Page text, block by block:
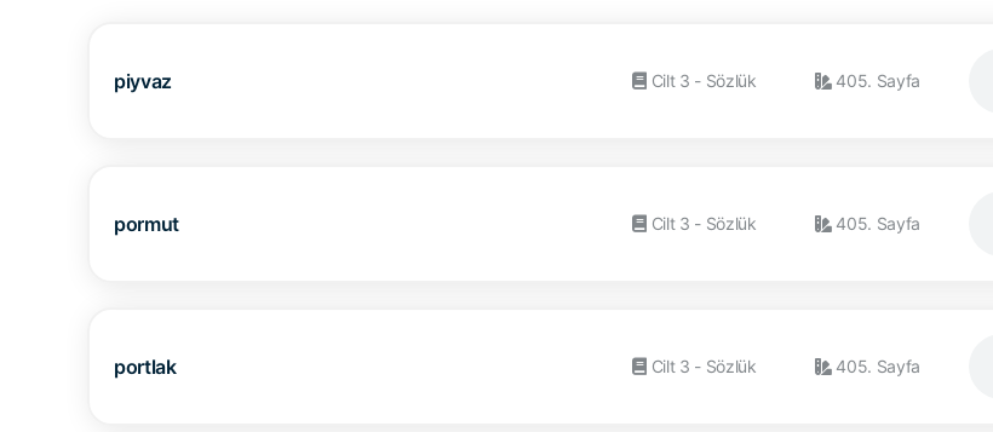
piyvaz Cilt 3 - Sözlük 405. Sayfa
pormut Cilt 3 - Sözlük 405. Sayfa
portlak Cilt 3 - Sözlük 405. Sayfa